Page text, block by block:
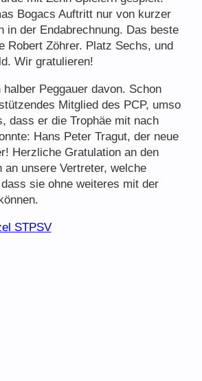
Regelwerk
Tipps und Tricks
Bogacs Auftritt nur von kurzer
in der Endabrechnung. Das beste
Robert Zöhrer. Platz Sechs, und
Wir gratulieren!
Peggauer davon. Schon
Mitglied des PCP, umso
dass er die Trophäe mit nach
Hans Peter Tragut, der neue
Herzliche Gratulation an den
an unsere Vertreter, welche
sie ohne weiteres mit der
STPSV